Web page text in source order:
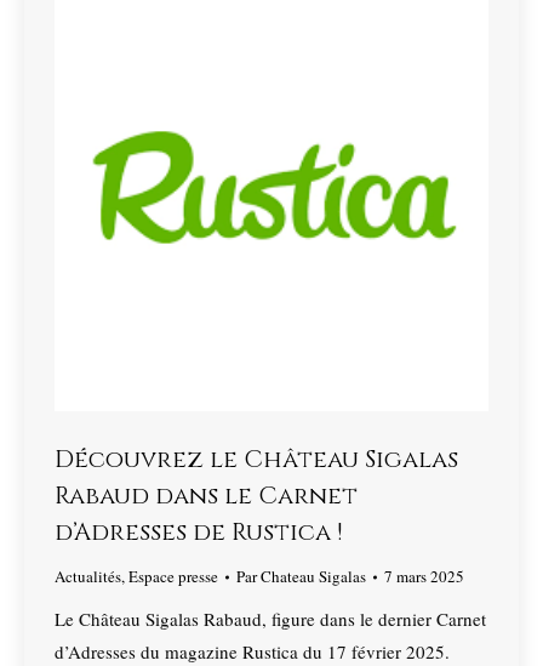
Découvrez le Château Sigalas
Rabaud dans le Carnet
d’Adresses de Rustica !
Actualités,Espace presse ParChateau Sigalas 7 mars 2025
Le Château Sigalas Rabaud, figure dans le dernier Carnet
d’Adresses du magazine Rustica du 17 février 2025.